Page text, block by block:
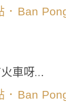
車呀…